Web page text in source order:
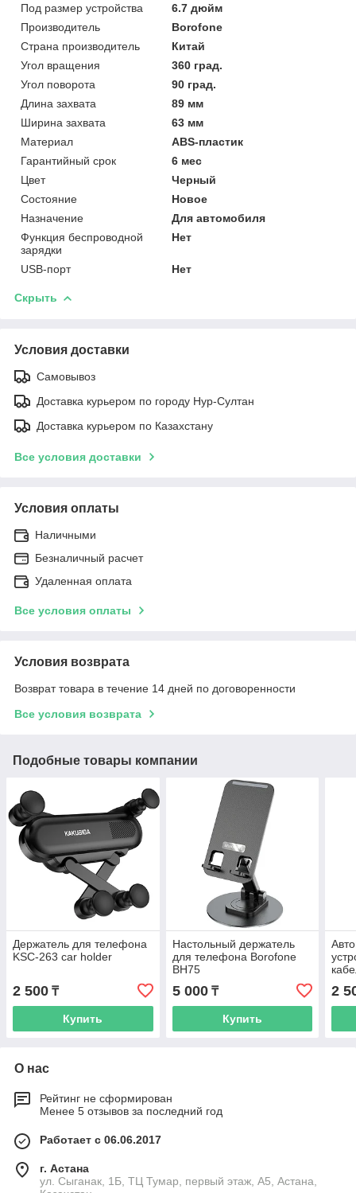
Под размер устройства
6.7 дюйм
Производитель
Borofone
Страна производитель
Китай
Угол вращения
360 град.
Угол поворота
90 град.
Длина захвата
89 мм
Ширина захвата
63 мм
Материал
ABS-пластик
Гарантийный срок
6 мес
Цвет
Черный
Состояние
Новое
Назначение
Для автомобиля
Функция беспроводной
зарядки
Нет
USB-порт Нет
Скрыть
Условия доставки
Самовывоз
Доставка курьером по городу Нур-Султан
Доставка курьером по Казахстану
Все условия доставки
Условия оплаты
Наличными
Безналичный расчет
Удаленная оплата
Все условия оплаты
Условия возврата
Возврат товара в течение 14 дней по договоренности
Все условия возврата
Подобные товары компании
Держатель для телефона
KSC-263 car holder
2 500 ₸
Купить
Настольный держатель
для телефона Borofone
BH75
5 000₸
Купить
2
О нас
Рейтинг не сформирован
Менее 5 отзывов за последний год
Работает с 06.06.2017
г. Астана
ул. Сыганак, 1Б, ТЦ Тумар, первый этаж, А5, Астана,